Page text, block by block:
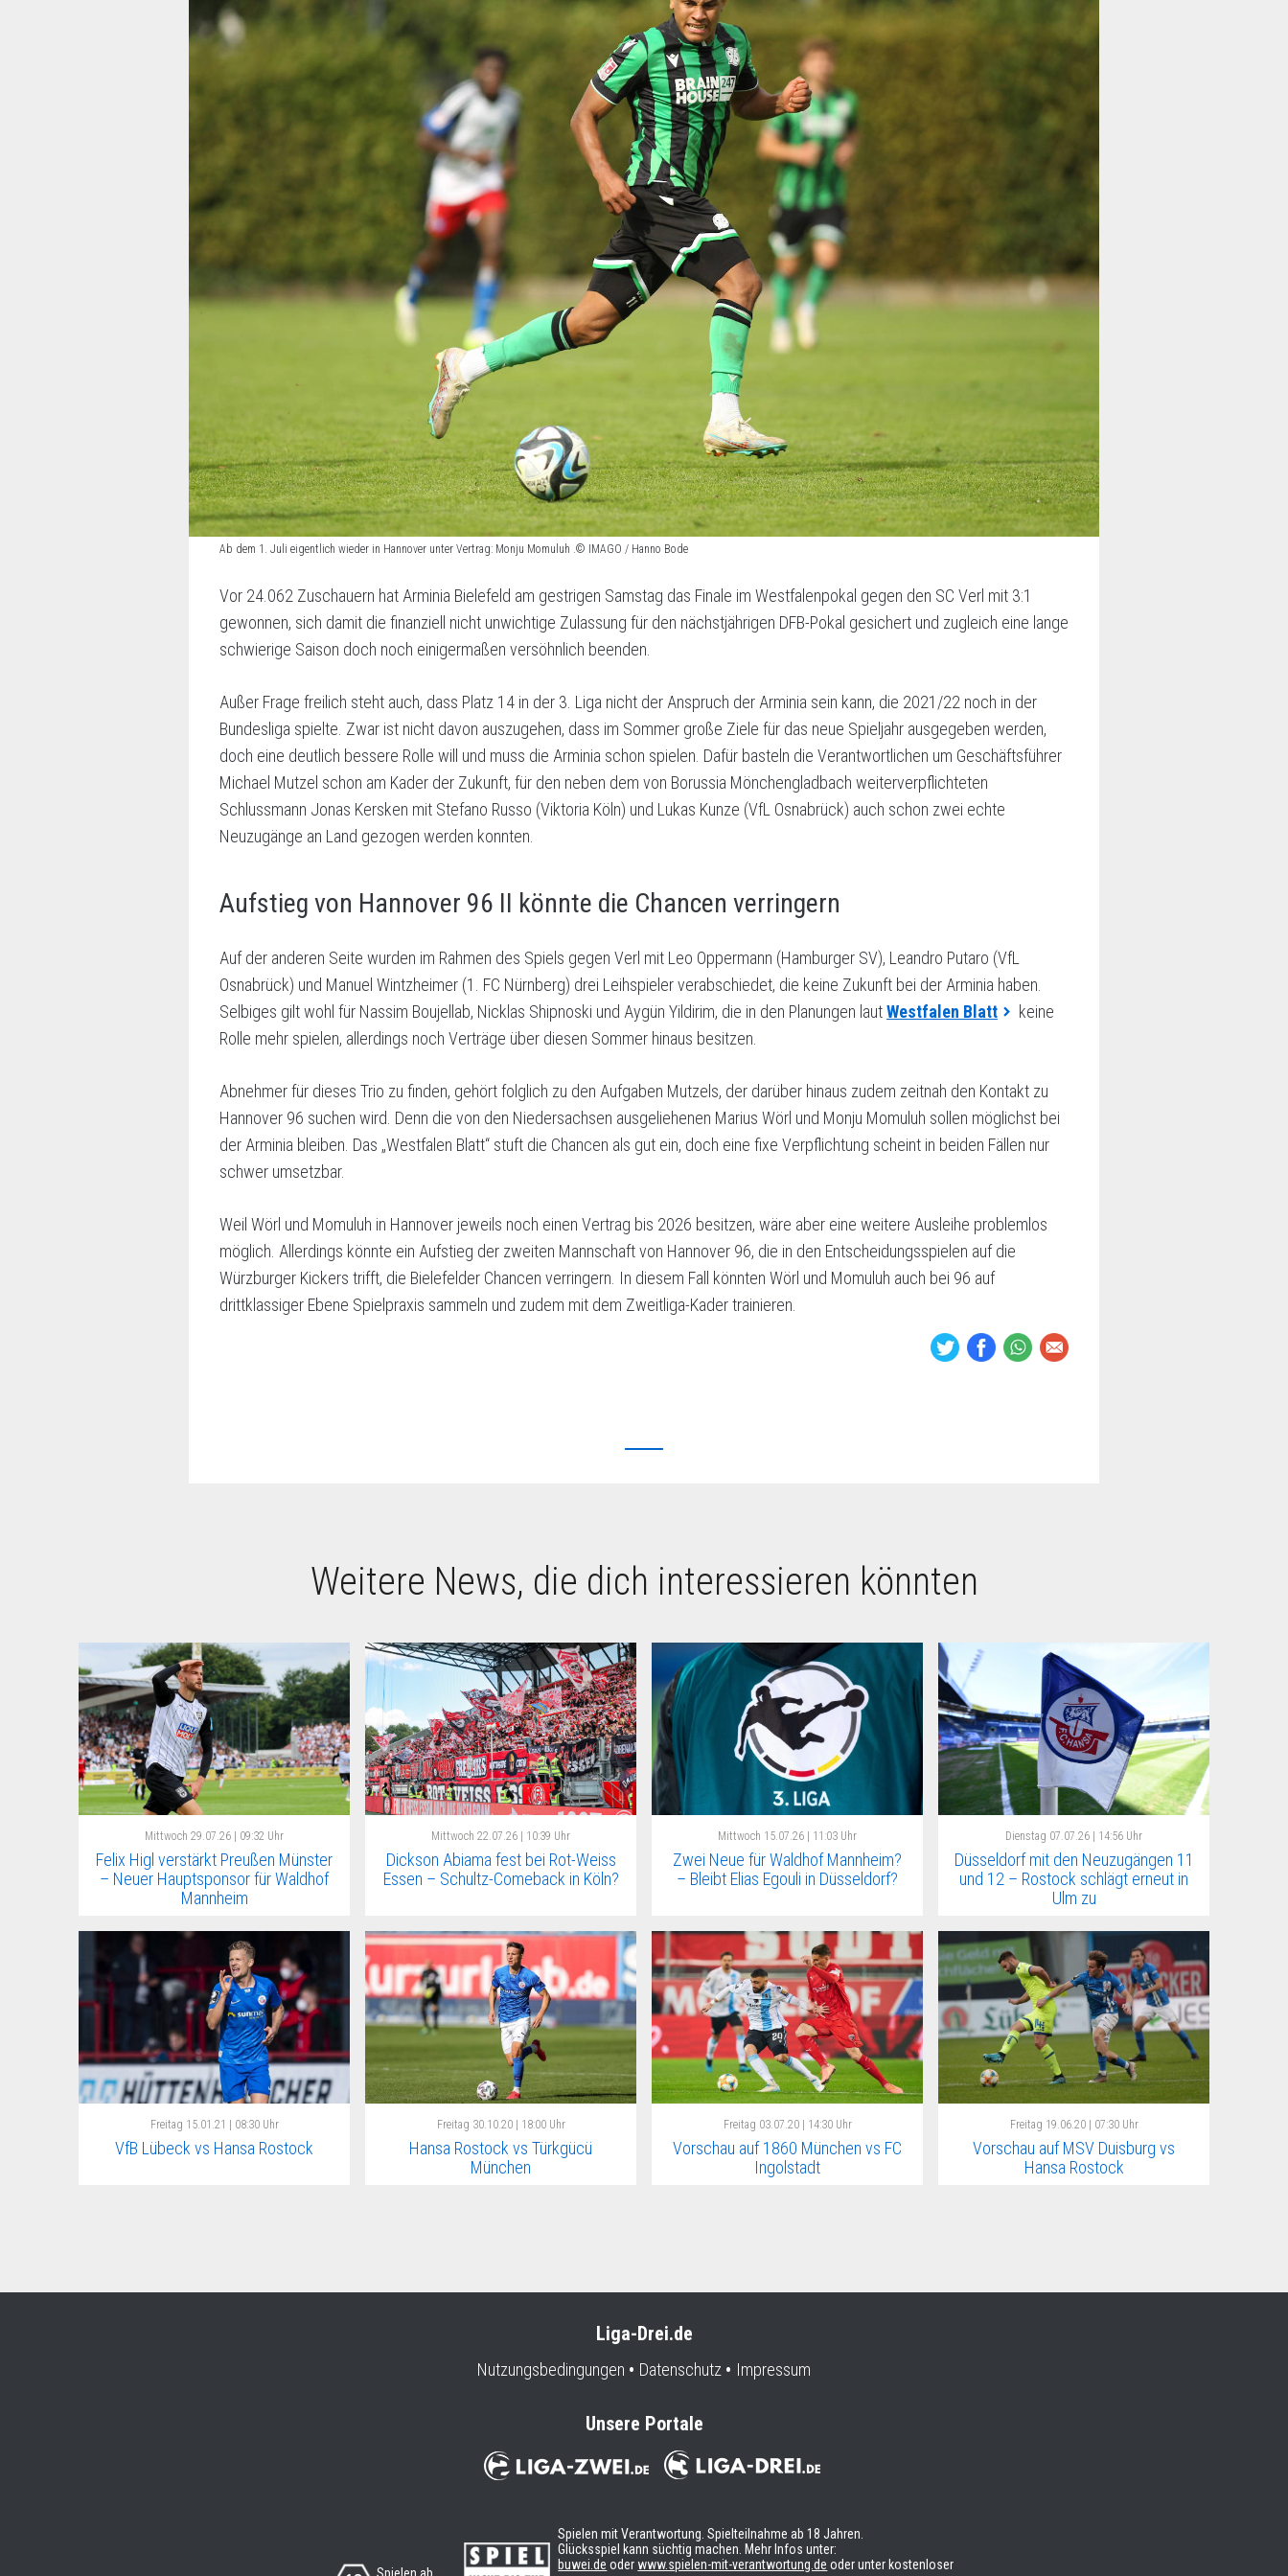
Ab dem 1. Juli eigentlich wieder in Hannover unter Vertrag: Monju Momuluh .© IMAGO / Hanno Bode
Vor 24.062 Zuschauern hat Arminia Bielefeld am gestrigen Samstag das Finale im Westfalenpokal gegen den SC Verl mit 3:1
gewonnen, sich damit die finanziell nicht unwichtige Zulassung für den nächstjährigen DFB-Pokal gesichert und zugleich eine lange
schwierige Saison doch noch einigermaßen versöhnlich beenden.
Außer Frage freilich steht auch, dass Platz 14 in der 3. Liga nicht der Anspruch der Arminia sein kann, die 2021/22 noch in der
Bundesliga spielte. Zwar ist nicht davon auszugehen, dass im Sommer große Ziele für das neue Spieljahr ausgegeben werden,
doch eine deutlich bessere Rolle will und muss die Arminia schon spielen. Dafür basteln die Verantwortlichen um Geschäftsführer
Michael Mutzel schon am Kader der Zukunft, für den neben dem von Borussia Mönchengladbach weiterverpflichteten
Schlussmann Jonas Kersken mit Stefano Russo (Viktoria Köln) und Lukas Kunze (VfL Osnabrück) auch schon zwei echte
Neuzugänge an Land gezogen werden konnten.
Aufstieg von Hannover 96 II könnte die Chancen verringern
Auf der anderen Seite wurden im Rahmen des Spiels gegen Verl mit Leo Oppermann (Hamburger SV), Leandro Putaro (VfL
Osnabrück) und Manuel Wintzheimer (1. FC Nürnberg) drei Leihspieler verabschiedet, die keine Zukunft bei der Arminia haben.
Selbiges gilt wohl für Nassim Boujellab, Nicklas Shipnoski und Aygün Yildirim, die in den Planungen lautWestfalen Blatt
keine
Rolle mehr spielen, allerdings noch Verträge über diesen Sommer hinaus besitzen.
Abnehmer für dieses Trio zu finden, gehört folglich zu den Aufgaben Mutzels, der darüber hinaus zudem zeitnah den Kontakt zu
Hannover 96 suchen wird. Denn die von den Niedersachsen ausgeliehenen Marius Wörl und Monju Momuluh sollen möglichst bei
der Arminia bleiben. Das „Westfalen Blatt“ stuft die Chancen als gut ein, doch eine fixe Verpflichtung scheint in beiden Fällen nur
schwer umsetzbar.
Weil Wörl und Momuluh in Hannover jeweils noch einen Vertrag bis 2026 besitzen, wäre aber eine weitere Ausleihe problemlos
möglich. Allerdings könnte ein Aufstieg der zweiten Mannschaft von Hannover 96, die in den Entscheidungsspielen auf die
Würzburger Kickers trifft, die Bielefelder Chancen verringern. In diesem Fall könnten Wörl und Momuluh auch bei 96 auf
drittklassiger Ebene Spielpraxis sammeln und zudem mit dem Zweitliga-Kader trainieren.
Weitere News, die dich interessieren könnten
Mittwoch 29.07.26 | 09:32 Uhr
Felix Higl verstärkt Preußen Münster
– Neuer Hauptsponsor für Waldhof
Mannheim
Mittwoch 22.07.26 | 10:39 Uhr
Dickson Abiama fest bei Rot-Weiss
Essen – Schultz-Comeback in Köln?
Mittwoch 15.07.26 | 11:03 Uhr
Zwei Neue für Waldhof Mannheim?
– Bleibt Elias Egouli in Düsseldorf?
Dienstag 07.07.26 | 14:56 Uhr
Düsseldorf mit den Neuzugängen 11
und 12 – Rostock schlägt erneut in
Ulm zu
Freitag 15.01.21 | 08:30 Uhr
VfB Lübeck vs Hansa Rostock
Freitag 30.10.20 | 18:00 Uhr
Hansa Rostock vs Türkgücü
München
Freitag 03.07.20 | 14:30 Uhr
Vorschau auf 1860 München vs FC
Ingolstadt
Freitag 19.06.20 | 07:30 Uhr
Vorschau auf MSV Duisburg vs
Hansa Rostock
Liga-Drei.de
Nutzungsbedingungen Datenschutz Impressum
Unsere Portale
Spielen ab
Spielen mit Verantwortung. Spielteilnahme ab 18 Jahren.
Glücksspiel kann süchtig machen. Mehr Infos unter:
buwei.de oderwww.spielen-mit-verantwortung.de oder unter kostenloser